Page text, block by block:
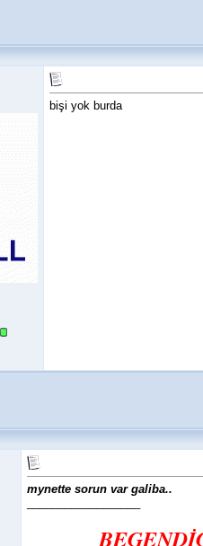
bişi yok burda
mynette sorun var galiba..